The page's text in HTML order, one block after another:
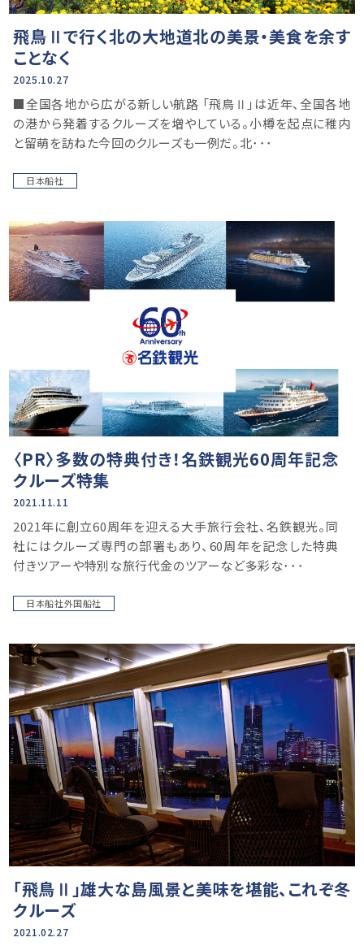
飛鳥Ⅱで行く北の大地道北の美景・美食を余す
ことなく
2025.10.27
■全国各地から広がる新しい航路 「飛鳥Ⅱ」は近年、全国各地
の港から発着するクルーズを増やしている。小樽を起点に稚内
と留萌を訪ねた今回のクルーズも一例だ。北･･･
日本船社
〈PR〉多数の特典付き！名鉄観光60周年記念
クルーズ特集
2021.11.11
2021年に創立60周年を迎える大手旅行会社、名鉄観光。同
社にはクルーズ専門の部署もあり、60周年を記念した特典
付きツアーや特別な旅行代金のツアーなど多彩な･･･
日本船社外国船社
「飛鳥Ⅱ」雄大な島風景と美味を堪能、これぞ冬
クルーズ
2021.02.27